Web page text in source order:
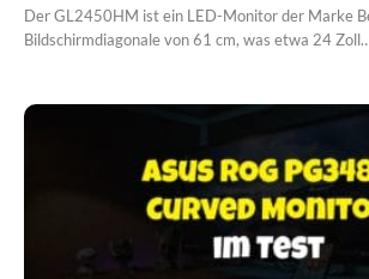
Der GL2450HM ist ein LED-Monitor der Marke
Bildschirmdiagonale von 61 cm, was etwa 24